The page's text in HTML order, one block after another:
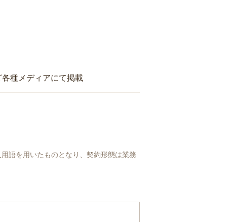
種メディアにて掲載
語を用いたものとなり、契約形態は業務